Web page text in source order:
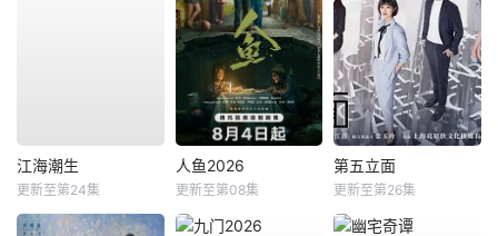
江海潮生
更新至第24集
人鱼2026
更新至第08集
第五立面
更新至第26集